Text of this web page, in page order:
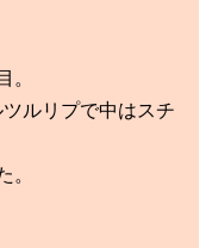
。
ルリプで中はスチ
。